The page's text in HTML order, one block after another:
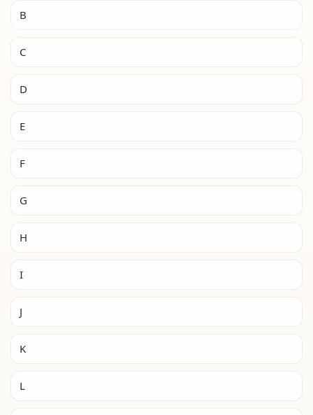
B
C
D
E
F
G
H
I
J
K
L